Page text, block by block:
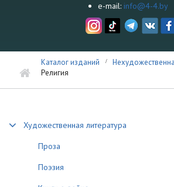
e-mail: info@4-4.by
Каталог изданий
Религия
Художественная литература
Проза
Поэзия